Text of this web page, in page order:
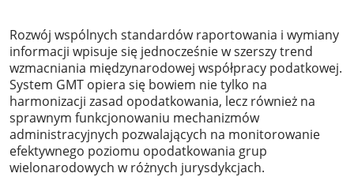
Rozwój wspólnych standardów raportowania i wymiany
informacji wpisuje się jednocześnie w szerszy trend
wzmacniania międzynarodowej współpracy podatkowej.
System GMT opiera się bowiem nie tylko na
harmonizacji zasad opodatkowania, lecz również na
sprawnym funkcjonowaniu mechanizmów
administracyjnych pozwalających na monitorowanie
efektywnego poziomu opodatkowania grup
wielonarodowych w różnych jurysdykcjach.